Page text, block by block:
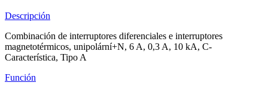
Descripción
Combinación de interruptores diferenciales e interruptores
magnetotérmicos, unipolární+N, 6 A, 0,3 A, 10 kA, C-
Característica, Tipo A
Función